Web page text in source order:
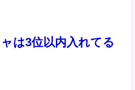
は3位以内入れてる